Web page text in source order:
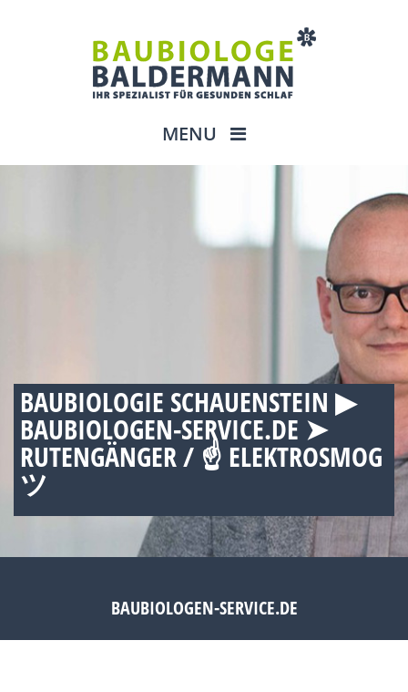
MENU
BAUBIOLOGIE SCHAUENSTEIN ▶︎
BAUBIOLOGEN-SERVICE.DE ➤
RUTENGÄNGER / ☝ ELEKTROSMOG
ツ
BAUBIOLOGEN-SERVICE.DE